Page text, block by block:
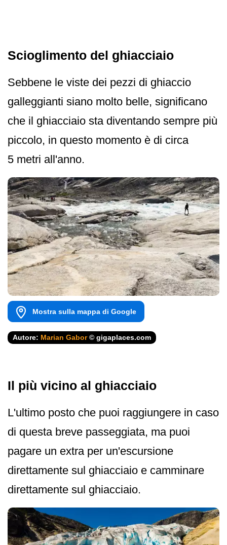
Scioglimento del ghiacciaio
Sebbene le viste dei pezzi di ghiaccio
galleggianti siano molto belle, significano
che il ghiacciaio sta diventando sempre più
piccolo, in questo momento è di circa
5 metri all'anno.
Mostra sulla mappa di Google
Autore: Marian Gabor© gigaplaces.com
Il più vicino al ghiacciaio
L'ultimo posto che puoi raggiungere in caso
di questa breve passeggiata, ma puoi
pagare un extra per un'escursione
direttamente sul ghiacciaio e camminare
direttamente sul ghiacciaio.